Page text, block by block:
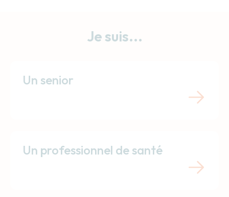
Je suis...
Un senior
Un professionnel de santé